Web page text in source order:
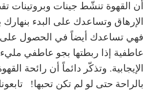
أن القهوة تنشّط جينات وبروتينات
الإرهاق وتساعدك على البدء
فهي تساعدك أيضاً في الحصول
عاطفية إذا ربطتها بجو عاطفي مليء
الإيجابية. وتذكّر دائماً أن رائحة
بالراحة حتى لو لم تكن تحبها!